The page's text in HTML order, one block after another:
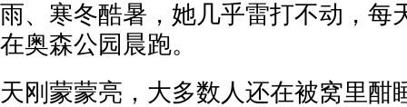
雨、寒冬酷暑，她几乎雷打不动，每
在奥森公园晨跑。
天刚蒙蒙亮，大多数人还在被窝里酣